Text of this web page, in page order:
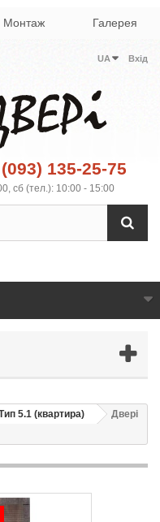
Монтаж Галерея
Вхід
UA
(093) 135-25-75
сб (тел.): 10:00 - 15:00
5.1 (квартира)
Двері